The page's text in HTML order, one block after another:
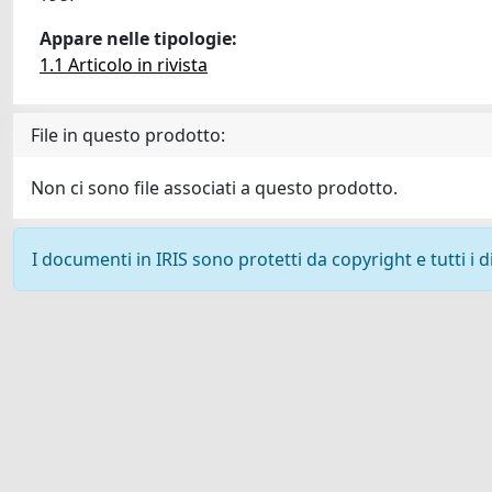
Appare nelle tipologie:
1.1 Articolo in rivista
File in questo prodotto:
Non ci sono file associati a questo prodotto.
I documenti in IRIS sono protetti da copyright e tutti i